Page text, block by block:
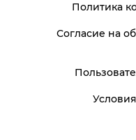
Политика
Согласие на